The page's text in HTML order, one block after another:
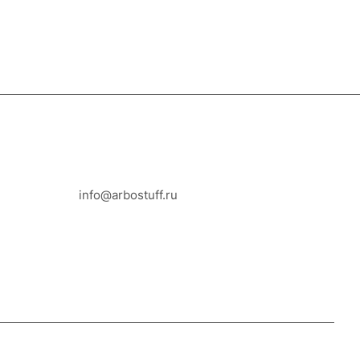
info@arbostuff.ru